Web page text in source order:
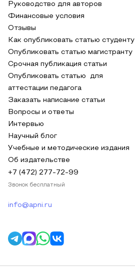
Руководство для авторов
Финансовые условия
Отзывы
Как опубликовать статью студенту
Опубликовать статью магистранту
Срочная публикация статьи
Опубликовать статью для
аттестации педагога
Заказать написание статьи
Вопросы и ответы
Интервью
Научный блог
Учебные и методические издания
Об издательстве
+7 (472) 277-72-99
Звонок бесплатный
info@apni.ru